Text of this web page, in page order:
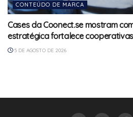
CONTEÚDO DE MARCA
Cases da Coonect.se mostram
estratégica fortalece
5 DE AGOSTO DE 2026